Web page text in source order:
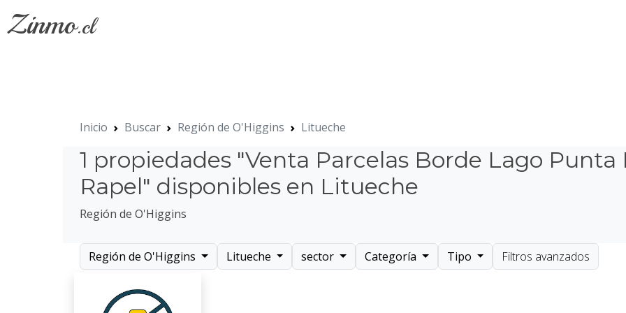
Zinmo.cl
Inicio Buscar Región de O'Higgins Litueche
1 propiedades "Venta Parcelas Borde Lago Punta
Rapel" disponibles en Litueche
Región de O'Higgins
Región de O'Higgins Litueche sector Categoría Tipo Filtros avanzados